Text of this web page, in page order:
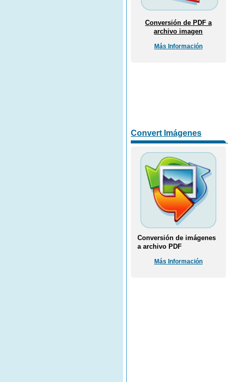
Conversión de PDF a
archivo imagen
Más Información
Convert Imágenes
Conversión de imágenes
a archivo PDF
Más Información